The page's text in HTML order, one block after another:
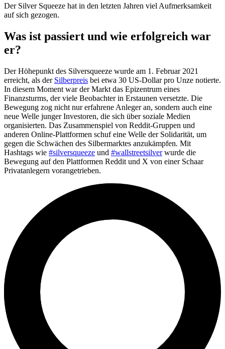
Der Silver Squeeze hat in den letzten Jahren viel Aufmerksamkeit
auf sich gezogen.
Was ist passiert und wie erfolgreich war
er?
Der Höhepunkt des Silversqueeze wurde am 1. Februar 2021
erreicht, als der Silberpreis bei etwa 30 US-Dollar pro Unze notierte.
In diesem Moment war der Markt das Epizentrum eines
Finanzsturms, der viele Beobachter in Erstaunen versetzte. Die
Bewegung zog nicht nur erfahrene Anleger an, sondern auch eine
neue Welle junger Investoren, die sich über soziale Medien
organisierten. Das Zusammenspiel von Reddit-Gruppen und
anderen Online-Plattformen schuf eine Welle der Solidarität, um
gegen die Schwächen des Silbermarktes anzukämpfen. Mit
Hashtags wie #silversqueeze und #wallstreetsilverwurde die
Bewegung auf den Plattformen Reddit und X von einer Schaar
Privatanlegern vorangetrieben.